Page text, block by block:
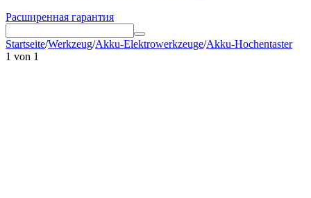
Расширенная гарантия
Startseite/Werkzeug/Akku-Elektrowerkzeuge/Akku-Hochentaster
1 von 1